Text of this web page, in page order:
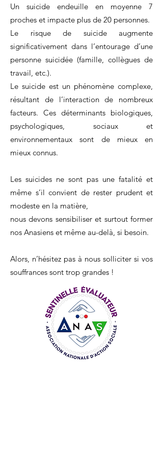
Un suicide endeuille en moyenne 7
proches et impacte plus de 20 personnes.
Le risque de suicide augmente
significativement dans l’entourage d’une
personne suicidée (famille, collègues de
travail, etc.).
Le suicide est un phénomène complexe,
résultant de l’interaction de nombreux
facteurs. Ces déterminants biologiques,
psychologiques, sociaux et
environnementaux sont de mieux en
mieux connus.
Les suicides ne sont pas une fatalité et
même s’il convient de rester prudent et
modeste en la matière,
nous devons sensibiliser et surtout former
nos Anasiens et même au-delà, si besoin.
Alors, n’hésitez pas à nous solliciter si vos
souffrances sont trop grandes !